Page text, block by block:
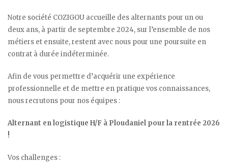
Notre société COZIGOU accueille des alternants pour un ou
deux ans, à partir de septembre 2024, sur l’ensemble de nos
métiers et ensuite, restent avec nous pour une poursuite en
contrat à durée indéterminée.
Afin de vous permettre d’acquérir une expérience
professionnelle et de mettre en pratique vos connaissances,
nous recrutons pour nos équipes :
Alternant en logistique H/F à Ploudaniel pour la rentrée 2026
!
Vos challenges :